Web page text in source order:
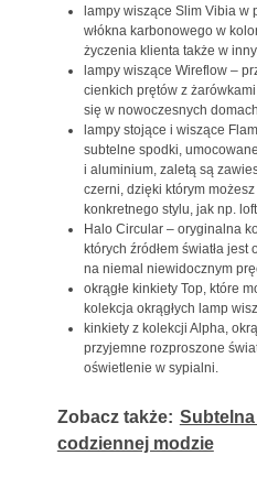
lampy wiszące Slim Vibia w
włókna karbonowego w
życzenia klienta także w
lampy wiszące Wireflow –
cienkich prętów z
się w nowoczesnych
lampy stojące i wiszące
subtelne spodki,
i aluminium, zaletą są
czerni, dzięki którym
konkretnego stylu, jak np.
Halo Circular – oryginalna
których źródłem światła
na niemal niewidocznym
okrągłe kinkiety Top, które
kolekcja okrągłych lamp
kinkiety z kolekcji Alpha,
przyjemne rozproszone
oświetlenie w sypialni.
Zobacz także:
codziennej modzie